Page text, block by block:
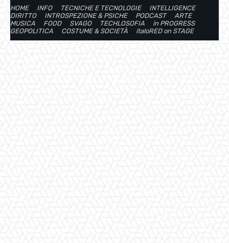
HOME
INFO TECNICHE E TECNOLOGIE
INTELLIGENCE
DIRITTO
INTROSPEZIONE & PSICHE PODCAST
ARTE
MUSICA
FOOD SVAGO TECHLOSOFIA
in PROGRESS
GEOPOLITICA
COSTUME & SOCIETÀ italoRED on STAGE